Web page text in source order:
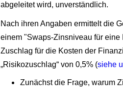
abgeleitet wird, unverständlich.
Nach ihren Angaben ermittelt die
einem "Swaps-Zinsniveau für eine
Zuschlag für die Kosten der
„Risikozuschlag“ von 0,5% (siehe
Zunächst die Frage, warum